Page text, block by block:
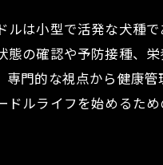
は小型で活発な犬種
の確認や予防接種、
門的な視点から健康管
ルライフを始めるた